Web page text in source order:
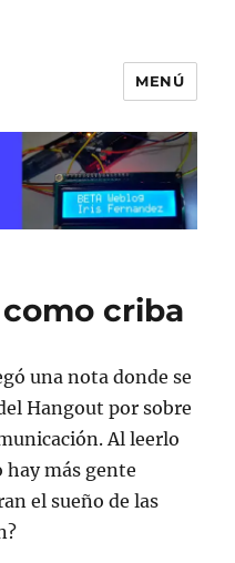
MENÚ
criba
una nota donde se
Hangout por sobre
Al leerlo
hay más gente
el sueño de las